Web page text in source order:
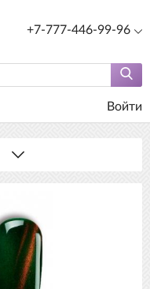
+7-777-446-99-96
Войти